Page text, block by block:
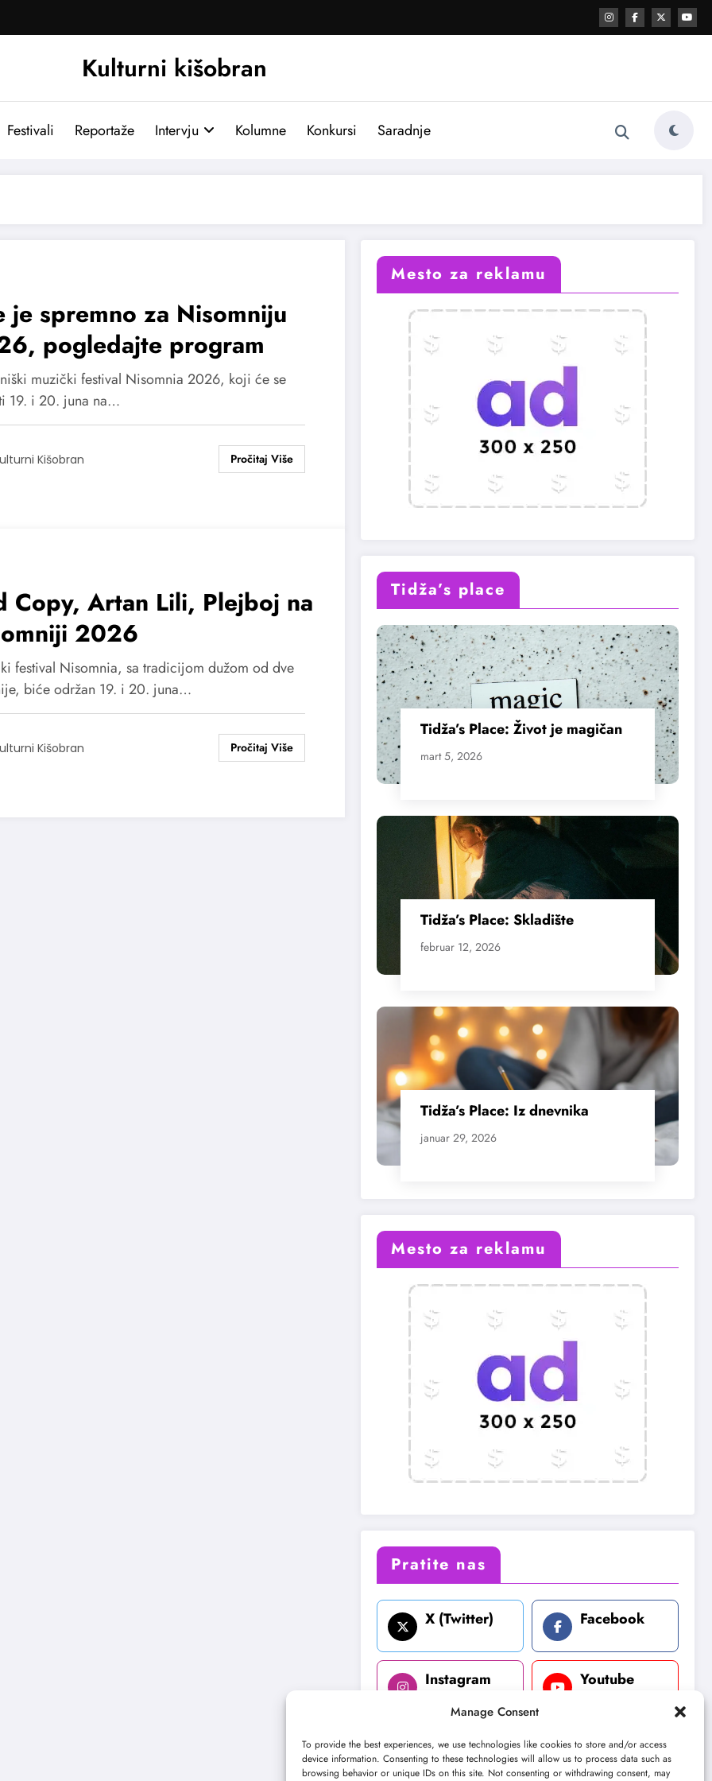
Manage Consent
To provide the best experiences, we use technologies like cookies to store and/or access
device information. Consenting to these technologies will allow us to process data such as
browsing behavior or unique IDs on this site. Not consenting or withdrawing consent, may
Kulturni kišobran
Festivali Reportaže Intervju Kolumne Konkursi Saradnje
je spremno za Nisomniju
pogledajte program
muzički festival Nisomnia 2026, koji će se
19. i 20. juna na…
Kišobran
Copy, Artan Lili, Plejboj na
2026
festival Nisomnia, sa tradicijom dužom od dve
biće održan 19. i 20. juna…
Kišobran
Mesto za reklamu
Tidža’s place
Tidža’s Place: Život je magičan
mart 5, 2026
Tidža’s Place: Skladište
februar 12, 2026
Tidža’s Place: Iz dnevnika
januar 29, 2026
Mesto za reklamu
Pratite nas
X (Twitter) Facebook
Instagram Youtube
LinkedIn